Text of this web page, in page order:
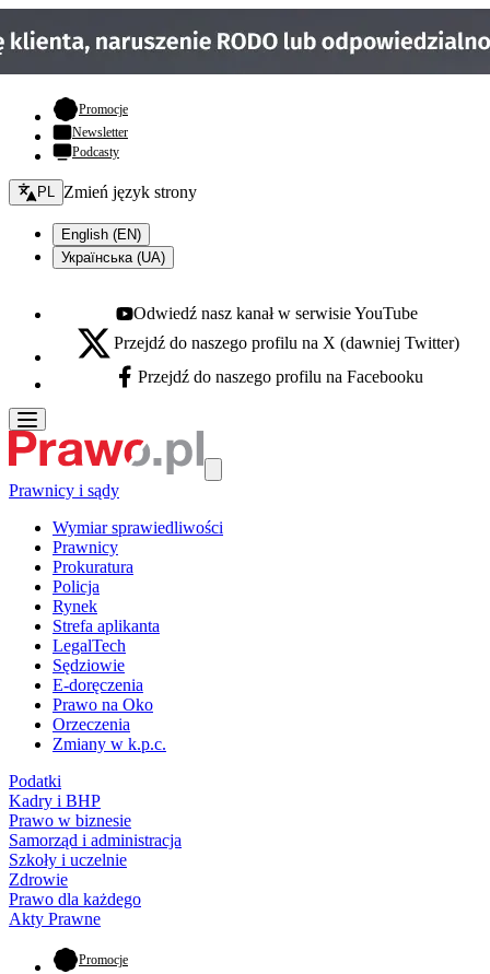
Promocje- otwiera się w nowej karcie
Newsletter
Podcasty
Zmień język - bieżący:
PL Zmień język strony
English (EN)
Українська (UA)
Youtube - otwiera się w nowej karcie
Odwiedź nasz kanał w serwisie YouTube
X - otwiera się w nowej karcie
Przejdź do naszego profilu na X (dawniej Twitter)
Facebook - otwiera się w nowej karcie
Przejdź do naszego profilu na Facebooku
Prawnicy i sądy
Wymiar sprawiedliwości
Prawnicy
Prokuratura
Policja
Rynek
Strefa aplikanta
LegalTech
Sędziowie
E-doręczenia
Prawo na Oko
Orzeczenia
Zmiany w k.p.c.
Podatki
Kadry i BHP
Prawo w biznesie
Samorząd i administracja
Szkoły i uczelnie
Zdrowie
Prawo dla każdego
Akty Prawne
Promocje- otwiera się w nowej karcie